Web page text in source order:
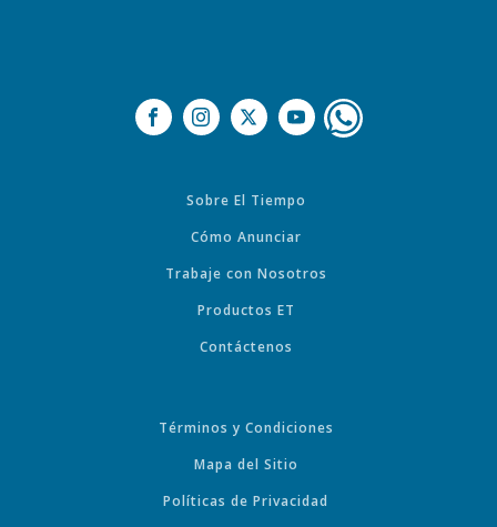
Sobre El Tiempo
Cómo Anunciar
Trabaje con Nosotros
Productos ET
Contáctenos
Términos y Condiciones
Mapa del Sitio
Políticas de Privacidad